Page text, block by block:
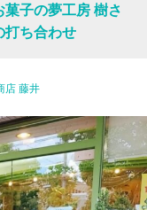
子の夢工房 樹さ
打ち合わせ
店 藤井